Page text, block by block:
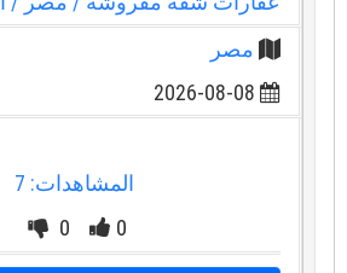
مصر
المشاهدات: 7
0
0